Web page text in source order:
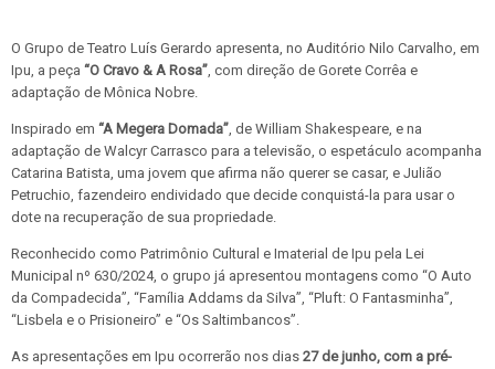
O Grupo de Teatro Luís Gerardo apresenta, no Auditório Nilo Carvalho, em
Ipu, a peça “O Cravo & A Rosa”, com direção de Gorete Corrêa e
adaptação de Mônica Nobre.
Inspirado em “A Megera Domada”, de William Shakespeare, e na
adaptação de Walcyr Carrasco para a televisão, o espetáculo acompanha
Catarina Batista, uma jovem que afirma não querer se casar, e Julião
Petruchio, fazendeiro endividado que decide conquistá-la para usar o
dote na recuperação de sua propriedade.
Reconhecido como Patrimônio Cultural e Imaterial de Ipu pela Lei
Municipal nº 630/2024, o grupo já apresentou montagens como “O Auto
da Compadecida”, “Família Addams da Silva”, “Pluft: O Fantasminha”,
“Lisbela e o Prisioneiro” e “Os Saltimbancos”.
As apresentações em Ipu ocorrerão nos dias 27 de junho, com a pré-